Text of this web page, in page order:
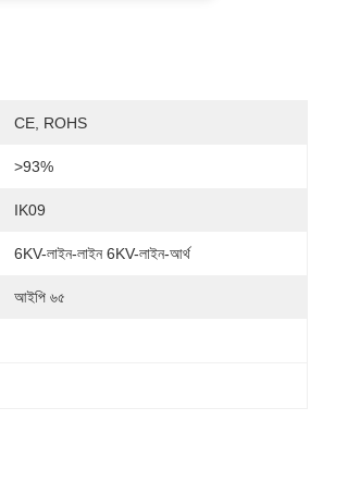
CE, ROHS
>93%
IK09
6KV-লাইন-লাইন 6KV-লাইন-আর্থ
আইপি ৬৫